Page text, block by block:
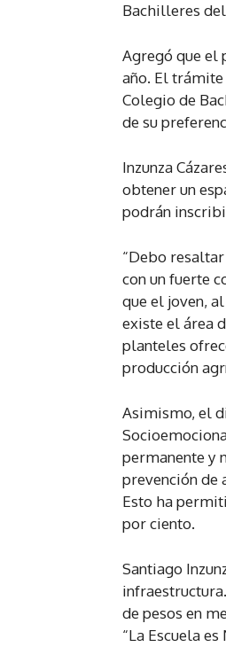
Bachilleres del
Agregó que el
año. El
Colegio de
de su
Inzunza
obtener un
podrán
“Debo
con un fuerte
que el joven,
existe el área
planteles
producción
Asimismo, el
permanente y
prevención de
Esto ha
por ciento.
Santiago
de pesos en
“La Escuela